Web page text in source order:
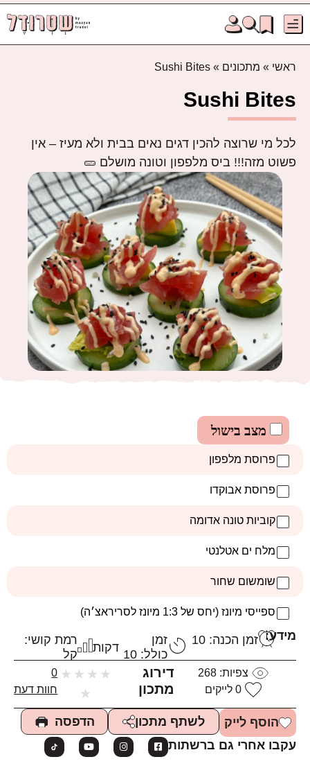
ראשי » מתכונים »
Sushi Bites
Sushi Bites
לכל מי שרוצה להכין דגים נאים בבית ולא מעיז – אין
פשוט מזה!!! ביס מלפפון וטונה מושלם 🥒
מצב בישול
פרוסת מלפפון
פרוסת אבוקדו
קוביות טונה אדומה
מלח ים אטלנטי
שומשום שחור
ספייסי מיונז (יחס של 1:3 מיונז לסריראצ׳ה)
מידע: זמן הכנה: 10
זמן
כולל: 10
דקות
רמת קושי:
קל
צפיות:268
0 לייקים
דירוג
מתכון
★
★
★
★
★
0
חוות דעת
הוסף לייק לשתף מתכון
הדפסה
עקבו אחרי גם ברשתות